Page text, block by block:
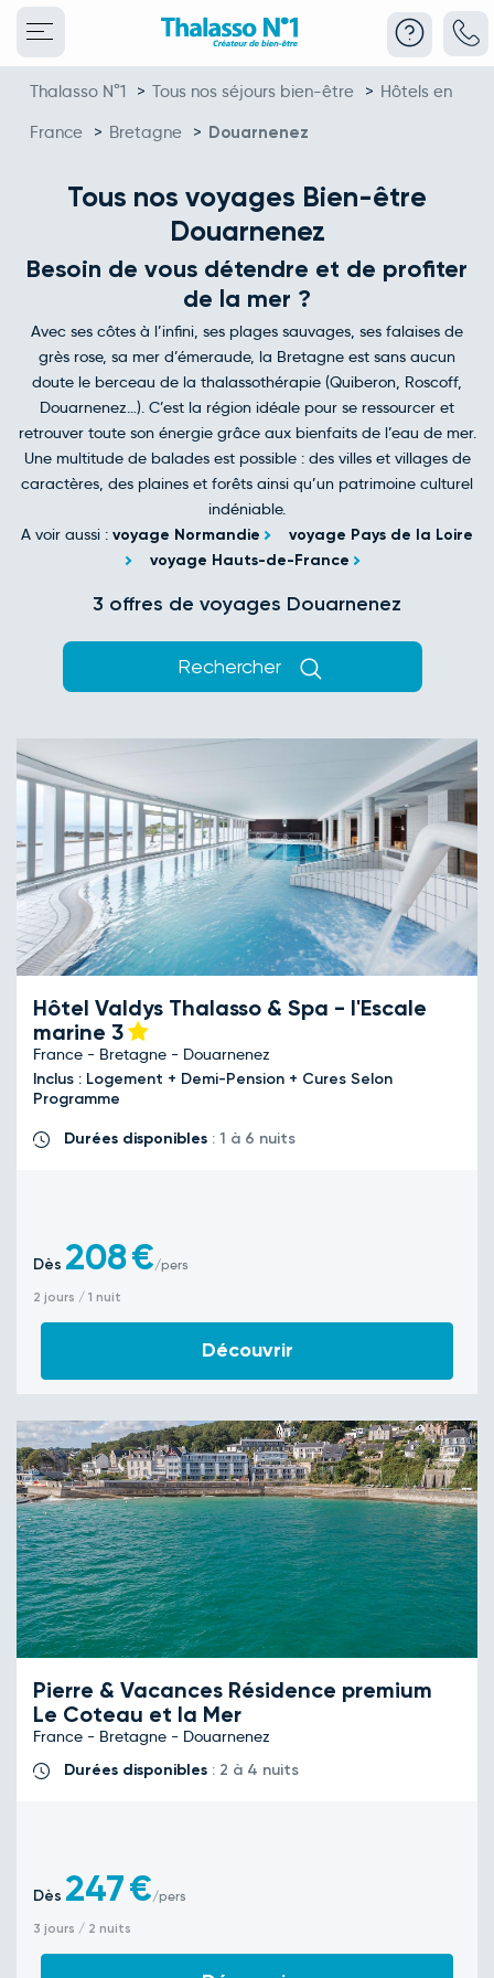
Thalasso N°1 > Tous nos séjours bien-être > Hôtels en
France > Bretagne > Douarnenez
Tous nos voyages Bien-être
Douarnenez
Besoin de vous détendre et de profiter
de la mer ?
Avec ses côtes à l’infini, ses plages sauvages, ses falaises de
grès rose, sa mer d’émeraude, la Bretagne est sans aucun
doute le berceau de la thalassothérapie (Quiberon, Roscoff,
Douarnenez…). C’est la région idéale pour se ressourcer et
retrouver toute son énergie grâce aux bienfaits de l’eau de mer.
Une multitude de balades est possible : des villes et villages de
caractères, des plaines et forêts ainsi qu’un patrimoine culturel
indéniable.
A voir aussi :voyage Normandie
voyage Pays de la Loire
voyage Hauts-de-France
3 offres de voyages Douarnenez
Rechercher
Hôtel Valdys Thalasso & Spa - l'Escale
marine 3
France - Bretagne - Douarnenez
Inclus : Logement + Demi-Pension + Cures Selon
Programme
Durées disponibles : 1 à 6 nuits
Dès 208€/pers
2 jours / 1 nuit
Découvrir
Pierre & Vacances Résidence premium
Le Coteau et la Mer
France - Bretagne - Douarnenez
Durées disponibles : 2 à 4 nuits
Dès 247€/pers
3 jours / 2 nuits